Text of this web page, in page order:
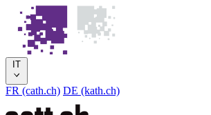
IT
FR (cath.ch) DE (kath.ch)